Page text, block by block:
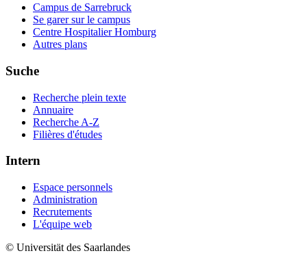
Campus de Sarrebruck
Se garer sur le campus
Centre Hospitalier Homburg
Autres plans
Suche
Recherche plein texte
Annuaire
Recherche A-Z
Filières d'études
Intern
Espace personnels
Administration
Recrutements
L'équipe web
© Universität des Saarlandes